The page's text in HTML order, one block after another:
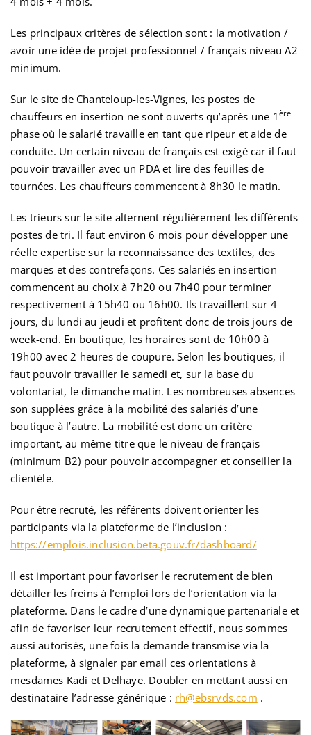
Les principaux critères de sélection sont : la motivation /
avoir une idée de projet professionnel / français niveau A2
minimum.
Sur le site de Chanteloup-les-Vignes, les postes de
chauffeurs en insertion ne sont ouverts qu’après une 1 ère
phase où le salarié travaille en tant que ripeur et aide de
conduite. Un certain niveau de français est exigé car il faut
pouvoir travailler avec un PDA et lire des feuilles de
tournées. Les chauffeurs commencent à 8h30 le matin.
Les trieurs sur le site alternent régulièrement les différents
postes de tri. Il faut environ 6 mois pour développer une
réelle expertise sur la reconnaissance des textiles, des
marques et des contrefaçons. Ces salariés en insertion
commencent au choix à 7h20 ou 7h40 pour terminer
respectivement à 15h40 ou 16h00. Ils travaillent sur 4
jours, du lundi au jeudi et profitent donc de trois jours de
week-end. En boutique, les horaires sont de 10h00 à
19h00 avec 2 heures de coupure. Selon les boutiques, il
faut pouvoir travailler le samedi et, sur la base du
volontariat, le dimanche matin. Les nombreuses absences
son supplées grâce à la mobilité des salariés d’une
boutique à l’autre. La mobilité est donc un critère
important, au même titre que le niveau de français
(minimum B2) pour pouvoir accompagner et conseiller la
clientèle.
Pour être recruté, les référents doivent orienter les
participants via la plateforme de l’inclusion :
https://emplois.inclusion.beta.gouv.fr/dashboard/
Il est important pour favoriser le recrutement de bien
détailler les freins à l’emploi lors de l’orientation via la
plateforme. Dans le cadre d’une dynamique partenariale et
afin de favoriser leur recrutement effectif, nous sommes
aussi autorisés, une fois la demande transmise via la
plateforme, à signaler par email ces orientations à
mesdames Kadi et Delhaye. Doubler en mettant aussi en
destinataire l’adresse générique : rh@ebsrvds.com .